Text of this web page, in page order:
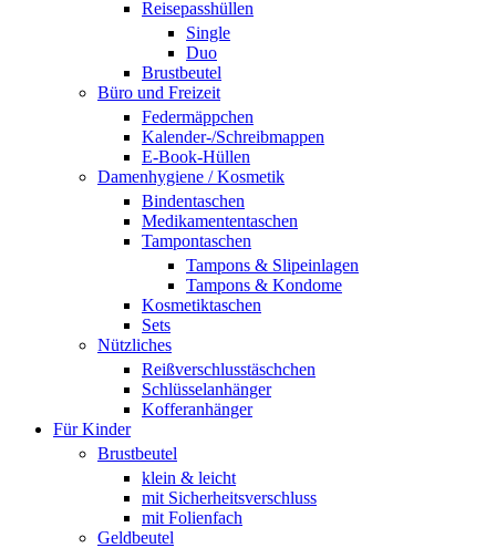
Reisepasshüllen
Single
Duo
Brustbeutel
Büro und Freizeit
Federmäppchen
Kalender-/Schreibmappen
E-Book-Hüllen
Damenhygiene / Kosmetik
Bindentaschen
Medikamententaschen
Tampontaschen
Tampons & Slipeinlagen
Tampons & Kondome
Kosmetiktaschen
Sets
Nützliches
Reißverschlusstäschchen
Schlüsselanhänger
Kofferanhänger
Für Kinder
Brustbeutel
klein & leicht
mit Sicherheitsverschluss
mit Folienfach
Geldbeutel